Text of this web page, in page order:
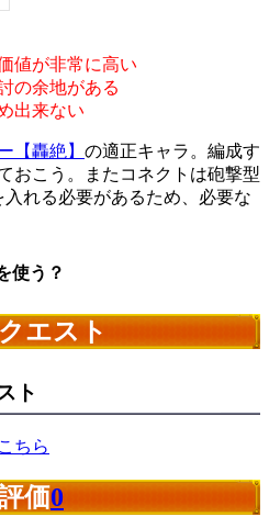
が非常に高い
の余地がある
出来ない
【轟絶】 の適正キャラ。編成す
おこう。またコネクトは砲撃型
れる必要があるため、必要な
使う？
エスト
ト
ちら
価0